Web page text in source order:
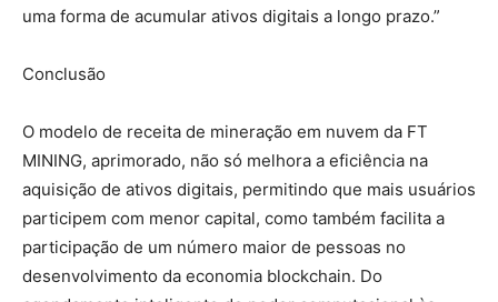
uma forma de acumular ativos digitais a longo prazo.”
Conclusão
O modelo de receita de mineração em nuvem da FT
MINING, aprimorado, não só melhora a eficiência na
aquisição de ativos digitais, permitindo que mais usuários
participem com menor capital, como também facilita a
participação de um número maior de pessoas no
desenvolvimento da economia blockchain. Do